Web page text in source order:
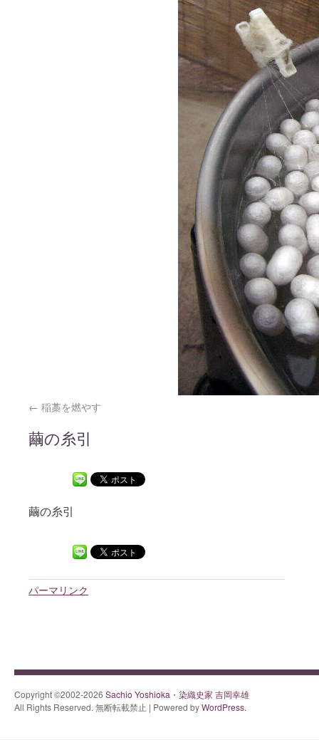
稲藁を燃やす
繭の糸引
繭の糸引
パーマリンク
Copyright ©2002-2026 Sachio Yoshioka・染織史家 吉岡幸雄
All Rights Reserved. 無断転載禁止 | Powered byWordPress.